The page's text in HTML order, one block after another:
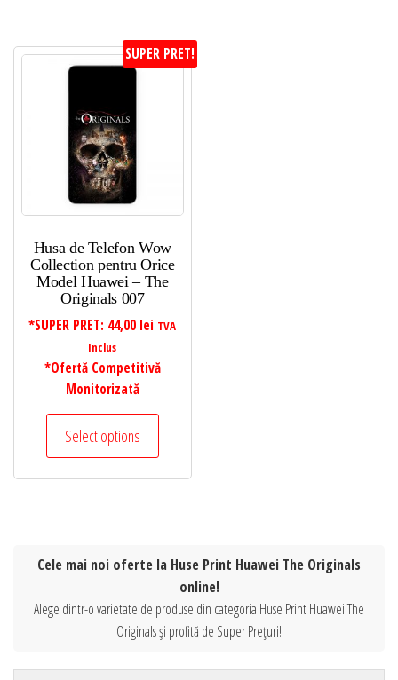
SUPER PRET!
Husa de Telefon Wow
Collection pentru Orice
Model Huawei – The
Originals 007
*SUPER PRET: 44,00 lei TVA
Inclus
*Ofertă Competitivă
Monitorizată
Select options
Cele mai noi oferte la Huse Print Huawei The Originals
online!
Alege dintr-o varietate de produse din categoria Huse Print Huawei The
Originals și profită de Super Prețuri!